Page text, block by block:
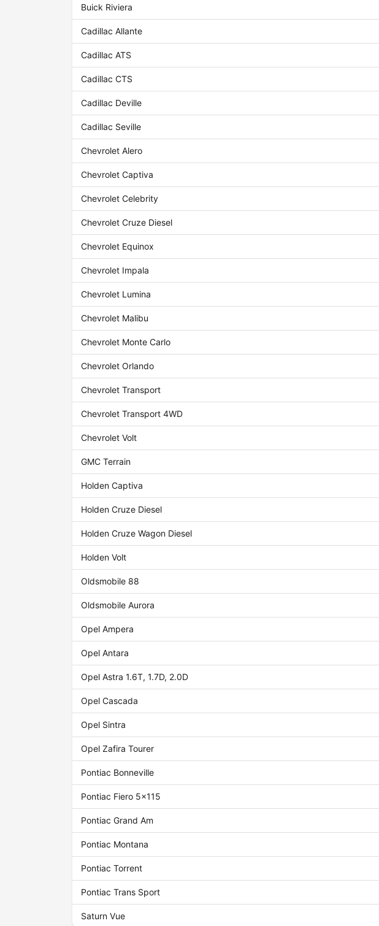
Buick Riviera
Cadillac Allante
Cadillac ATS
Cadillac CTS
Cadillac Deville
Cadillac Seville
Chevrolet Alero
Chevrolet Captiva
Chevrolet Celebrity
Chevrolet Cruze Diesel
Chevrolet Equinox
Chevrolet Impala
Chevrolet Lumina
Chevrolet Malibu
Chevrolet Monte Carlo
Chevrolet Orlando
Chevrolet Transport
Chevrolet Transport 4WD
Chevrolet Volt
GMC Terrain
Holden Captiva
Holden Cruze Diesel
Holden Cruze Wagon Diesel
Holden Volt
Oldsmobile 88
Oldsmobile Aurora
Opel Ampera
Opel Antara
Opel Astra 1.6T, 1.7D, 2.0D
Opel Cascada
Opel Sintra
Opel Zafira Tourer
Pontiac Bonneville
Pontiac Fiero 5x115
Pontiac Grand Am
Pontiac Montana
Pontiac Torrent
Pontiac Trans Sport
Saturn Vue